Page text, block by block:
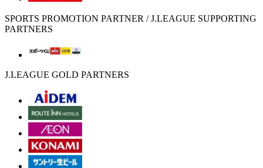
SPORTS PROMOTION PARTNER / J.LEAGUE SUPPORTING
PARTNERS
J.LEAGUE GOLD PARTNERS